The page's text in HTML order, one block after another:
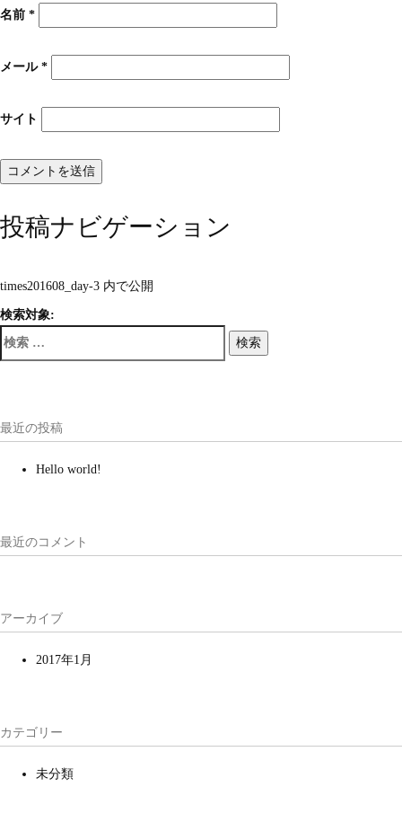
名前 *
メール *
サイト
投稿ナビゲーション
times201608_day-3 内で公開
検索対象:
検索
最近の投稿
Hello world!
最近のコメント
アーカイブ
2017年1月
カテゴリー
未分類